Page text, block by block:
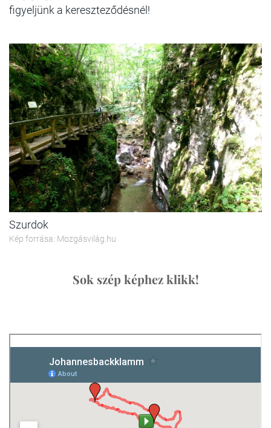
figyeljünk a kereszteződésnél!
Szurdok
Kép forrása: Mozgásvilág.hu
Sok szép képhez klikk!